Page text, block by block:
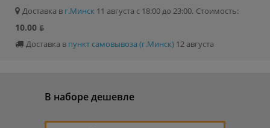
Доставка в г.Минск 11 августа с 18:00 до 23:00. Стоимость:
10.00 ƃ
Доставка в пункт самовывоза (г.Минск) 12 августа
В наборе дешевле